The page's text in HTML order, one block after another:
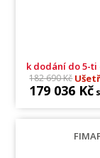
k dodání do 5-ti
182 690 Kč
179 036 Kč